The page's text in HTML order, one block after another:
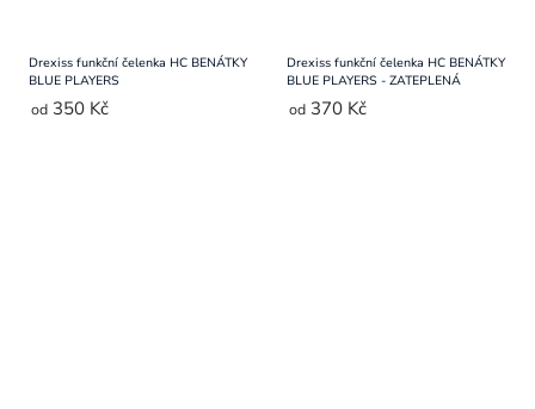
Drexiss funkční čelenka HC BENÁTKY
BLUE PLAYERS
od 350 Kč
Drexiss funkční čelenka HC BENÁTKY
BLUE PLAYERS - ZATEPLENÁ
od 370 Kč